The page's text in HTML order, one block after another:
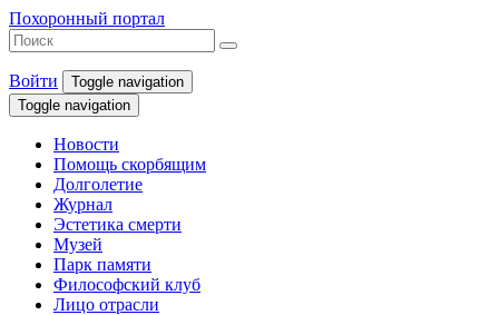
Похоронный портал
Войти
Toggle navigation
Toggle navigation
Новости
Помощь скорбящим
Долголетие
Журнал
Эстетика смерти
Музей
Парк памяти
Философский клуб
Лицо отрасли